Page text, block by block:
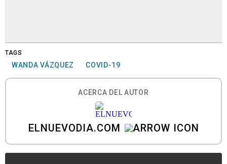
TAGS
WANDA VÁZQUEZ COVID-19
ACERCA DEL AUTOR
ELNUEVODIA.COM